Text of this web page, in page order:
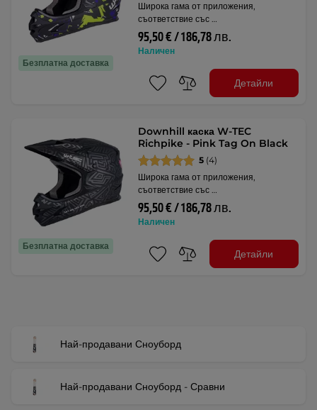
Безплатна доставка
Широка гама от приложения,
съответствие със …
95,50 € / 186,78 лв.
Наличен
Детайли
Безплатна доставка
Downhill каска W-TEC
Richpike - Pink Tag On Black
5 (4)
Широка гама от приложения,
съответствие със …
95,50 € / 186,78 лв.
Наличен
Детайли
Най-продавани Сноуборд
Най-продавани Сноуборд - Сравни